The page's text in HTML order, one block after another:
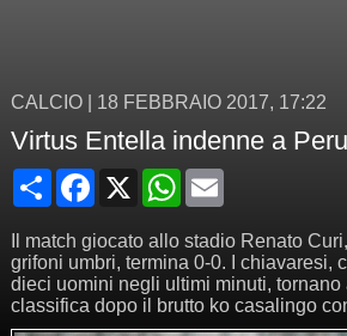
CALCIO| 18 FEBBRAIO 2017, 17:22
Virtus Entella indenne a
CondividiFacebook
X WhatsApp
Email
Il match giocato allo stadio Renato
grifoni umbri, termina 0-0. I chiavaresi,
dieci uomini negli ultimi minuti, tornano
classifica dopo il brutto ko casalingo